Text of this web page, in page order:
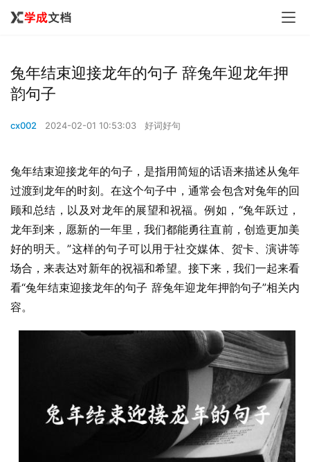
兔年结束迎接龙年的句子 辞兔年迎龙年押
韵句子
cx002 2024-02-01 10:53:03 好词好句
兔年结束迎接龙年的句子，是指用简短的话语来描述从兔年
过渡到龙年的时刻。在这个句子中，通常会包含对兔年的回
顾和总结，以及对龙年的展望和祝福。例如，“兔年跃过，
龙年到来，愿新的一年里，我们都能勇往直前，创造更加美
好的明天。”这样的句子可以用于社交媒体、贺卡、演讲等
场合，来表达对新年的祝福和希望。接下来，我们一起来看
看“兔年结束迎接龙年的句子 辞兔年迎龙年押韵句子”相关内
容。